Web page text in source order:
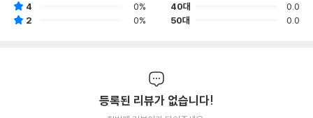
4
0%
2
0%
40대
0.0
50대
0.0
등록된 리뷰가 없습니다!